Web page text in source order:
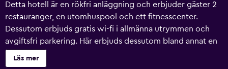
Detta hotell är en rökfri anläggning och erbjuder gäster 2
restauranger, en utomhuspool och ett fitnesscenter.
Dessutom erbjuds gratis wi-fi i allmänna utrymmen och
avgiftsfri parkering. Här erbjuds dessutom bland annat en
bar/lounge, en snackbar/deli och ett konferenscenter.
Städning är tillgänglig på begäran. Four Points by Sheraton
Läs mer